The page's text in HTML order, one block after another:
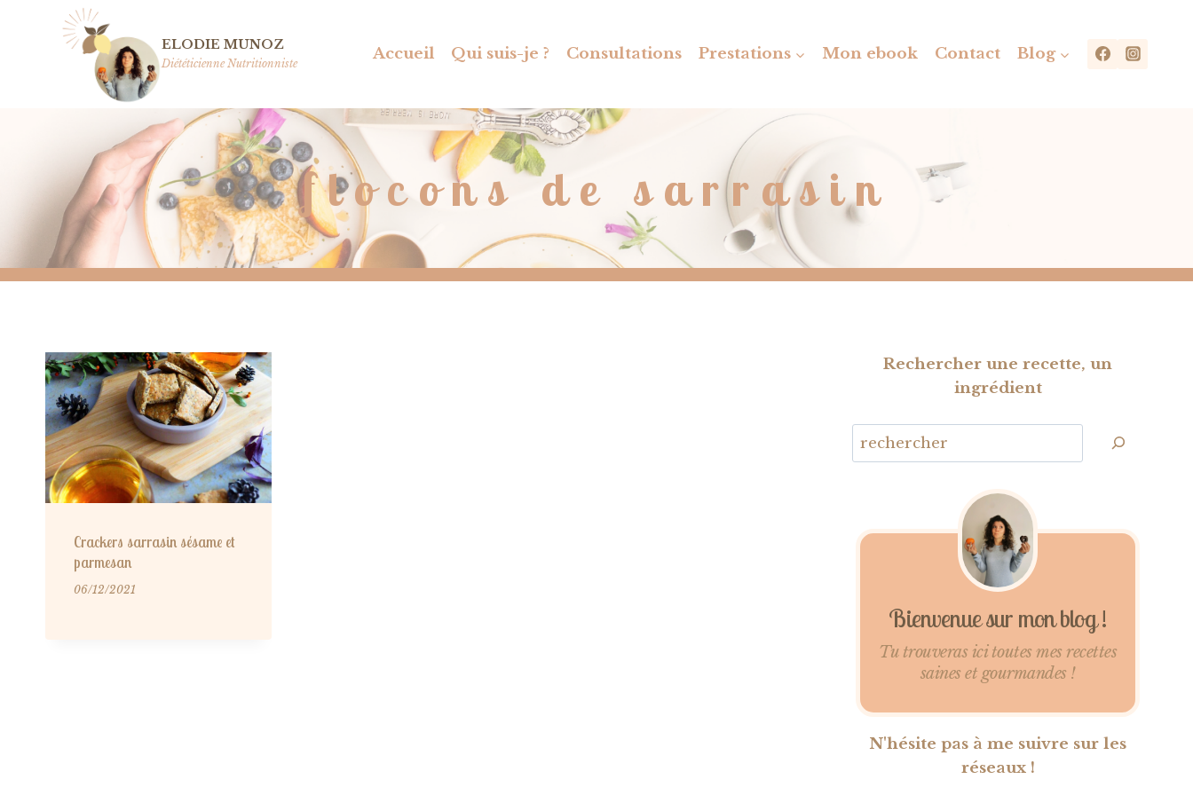
ELODIE MUNOZ
Diététicienne Nutritionniste Accueil Qui suis-je ? Consultations Prestations Mon ebook Contact Blog
flocons de sarrasin
Crackers sarrasin sésame et
parmesan
06/12/2021
Rechercher une recette, un
ingrédient
Bienvenue sur mon blog !
Tu trouveras ici toutes mes recettes
saines et gourmandes !
N'hésite pas à me suivre sur les
réseaux !